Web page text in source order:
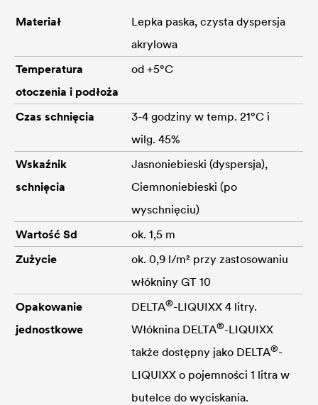
Materiał
Lepka paska, czysta dyspersja
akrylowa
Temperatura
otoczenia i podłoża
od +5°C
Czas schnięcia
3-4 godziny w temp. 21°C i
wilg. 45%
Wskaźnik
schnięcia
Jasnoniebieski (dyspersja),
Ciemnoniebieski (po
wyschnięciu)
Wartość Sd
ok. 1,5 m
Zużycie
ok. 0,9 l/m² przy zastosowaniu
włókniny GT 10
Opakowanie
jednostkowe
DELTA®-LIQUIXX 4 litry.
Włóknina DELTA®-LIQUIXX
także dostępny jako DELTA®-
LIQUIXX o pojemności 1 litra w
butelce do wyciskania.